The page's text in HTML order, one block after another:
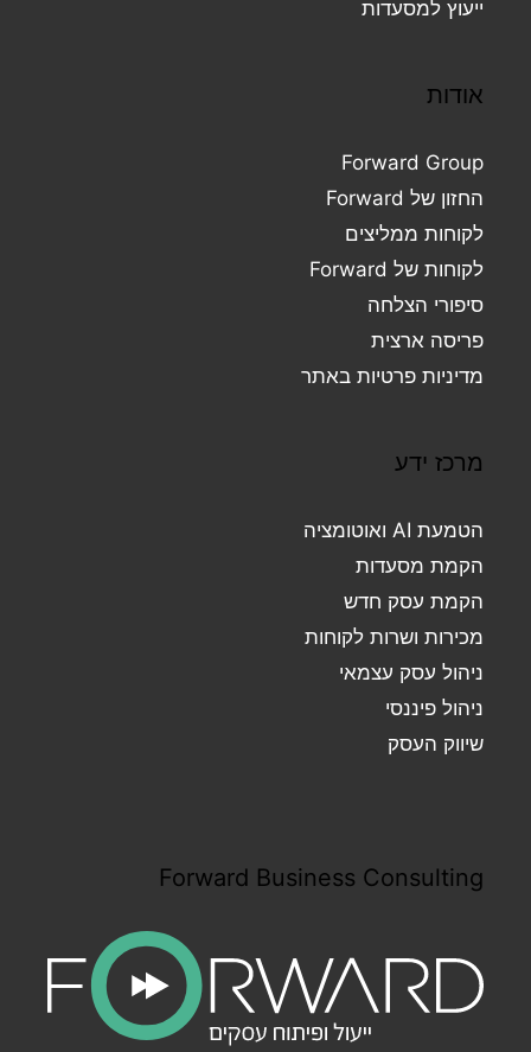
ייעוץ למסעדות
אודות
Forward Group
החזון של Forward
לקוחות ממליצים
לקוחות של Forward
סיפורי הצלחה
פריסה ארצית
מדיניות פרטיות באתר
מרכז ידע
הטמעת AI ואוטומציה
הקמת מסעדות
הקמת עסק חדש
מכירות ושרות לקוחות
ניהול עסק עצמאי
ניהול פיננסי
שיווק העסק
Forward Business Consulting